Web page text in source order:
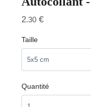
2.30 €
Taille
Quantité